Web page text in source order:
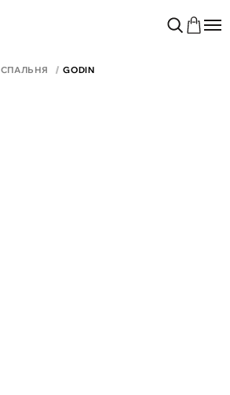
СПАЛЬНЯ GODIN